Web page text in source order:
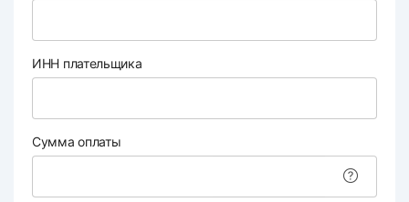
ИНН плательщика
Сумма оплаты